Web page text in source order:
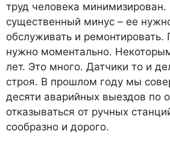
труд человека минимизирован.
существенный минус – ее
обслуживать и ремонтировать.
нужно моментально.
лет. Это много. Датчики то и
строя. В прош­лом году мы
десяти аварийных выездов по
отказываться от ручных
сообразно и дорого.